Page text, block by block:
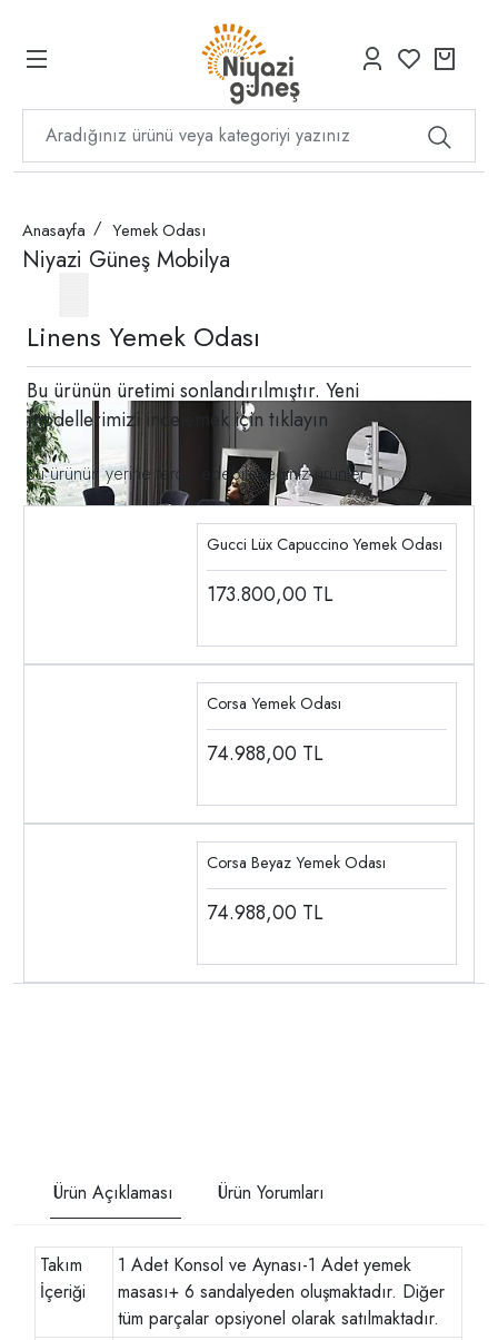
Anasayfa Yemek Odası
Niyazi Güneş Mobilya
Linens Yemek Odası
Bu ürünün üretimi sonlandırılmıştır. Yeni
modellerimizi incelemek için tıklayın
Bu ürünün yerine tercih edebileceğiniz ürünler
Gucci Lüx Capuccino Yemek Odası
173.800,00 TL
Corsa Yemek Odası
74.988,00 TL
Corsa Beyaz Yemek Odası
74.988,00 TL
Ürün Açıklaması Ürün Yorumları
Takım
İçeriği
1 Adet Konsol ve Aynası-1 Adet yemek
masası+ 6 sandalyeden oluşmaktadır. Diğer
tüm parçalar opsiyonel olarak satılmaktadır.